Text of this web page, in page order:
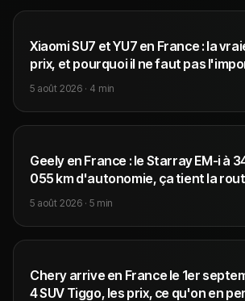
Xiaomi SU7 et YU7 en France : la
prix, et pourquoi il ne faut pas
5 août 2026 · 4 min
Geely en France : le Starray EM-i à
055 km d'autonomie, ça tient la
5 août 2026 · 5 min
Chery arrive en France le 1er
4 SUV Tiggo, les prix, ce qu'on en